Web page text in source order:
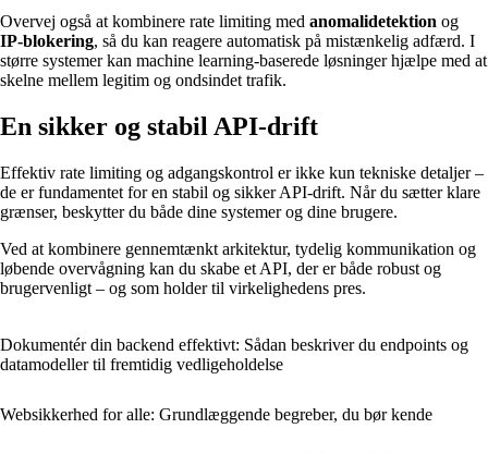
Overvej også at kombinere rate limiting med anomalidetektion og
IP‑blokering, så du kan reagere automatisk på mistænkelig adfærd. I
større systemer kan machine learning‑baserede løsninger hjælpe med at
skelne mellem legitim og ondsindet trafik.
En sikker og stabil API‑drift
Effektiv rate limiting og adgangskontrol er ikke kun tekniske detaljer –
de er fundamentet for en stabil og sikker API‑drift. Når du sætter klare
grænser, beskytter du både dine systemer og dine brugere.
Ved at kombinere gennemtænkt arkitektur, tydelig kommunikation og
løbende overvågning kan du skabe et API, der er både robust og
brugervenligt – og som holder til virkelighedens pres.
Dokumentér din backend effektivt: Sådan beskriver du endpoints og
datamodeller til fremtidig vedligeholdelse
Websikkerhed for alle: Grundlæggende begreber, du bør kende